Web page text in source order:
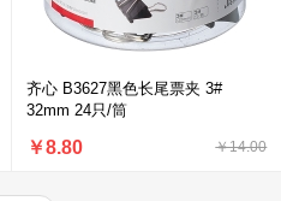
齐心 B3627黑色长尾票夹 3#
32mm 24只/筒
￥14.00
￥8.80